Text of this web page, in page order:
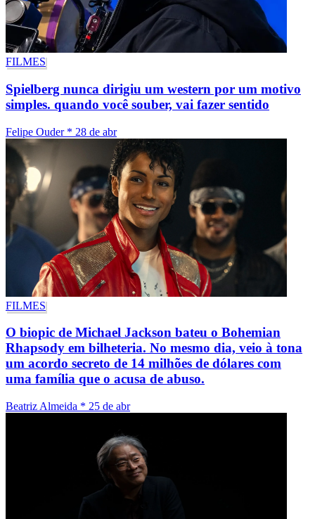
FILMES
Spielberg nunca dirigiu um western por um motivo
simples. quando você souber, vai fazer sentido
Felipe Ouder * 28 de abr
FILMES
O biopic de Michael Jackson bateu o Bohemian
Rhapsody em bilheteria. No mesmo dia, veio à tona
um acordo secreto de 14 milhões de dólares com
uma família que o acusa de abuso.
Beatriz Almeida * 25 de abr